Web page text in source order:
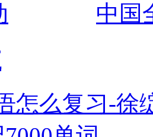
中国
怎么复习-徐